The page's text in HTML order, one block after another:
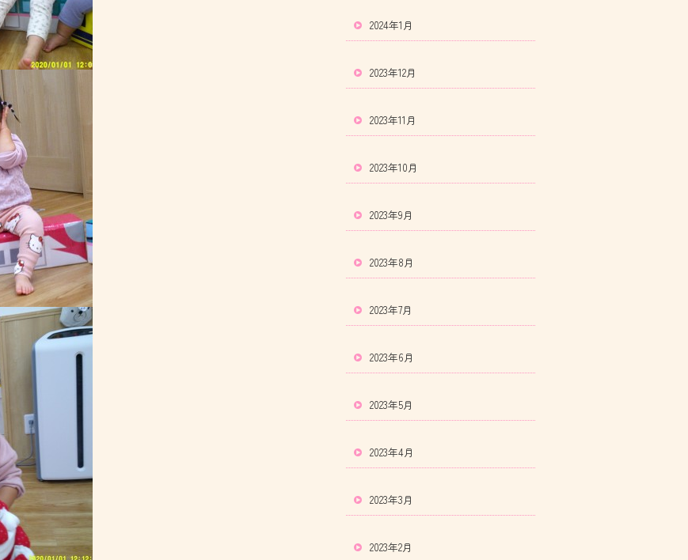
2024年1月
2023年12月
2023年11月
2023年10月
2023年9月
2023年8月
2023年7月
2023年6月
2023年5月
2023年4月
2023年3月
2023年2月